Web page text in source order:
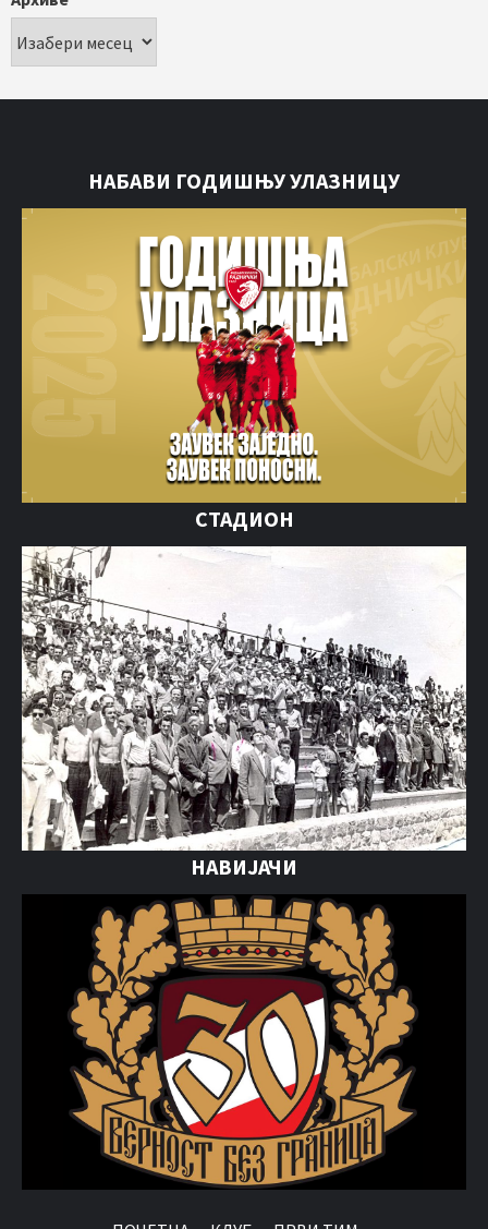
НАБАВИ ГОДИШЊУ УЛАЗНИЦУ
СТАДИОН
НАВИЈАЧИ